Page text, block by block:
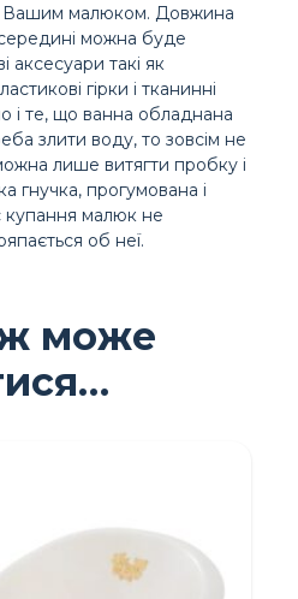
Вашим малюком. Довжина
можна буде
аксесуари такі як
гірки і тканинні
і те, що ванна обладнана
злити воду, то зовсім не
лише витягти пробку і
гнучка, прогумована і
купання малюк не
об неї.
може